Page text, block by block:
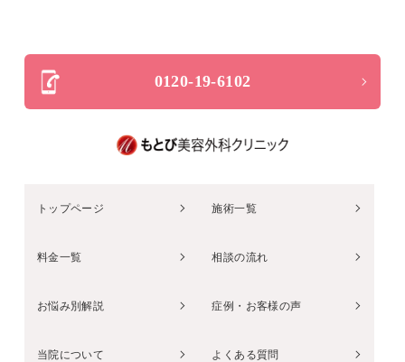
0120-19-6102
トップページ 施術一覧
料金一覧 相談の流れ
お悩み別解説 症例・お客様の声
当院について よくある質問